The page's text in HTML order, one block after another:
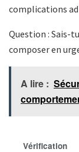
complications
Question : Sais-
composer en
A lire :
Vérification